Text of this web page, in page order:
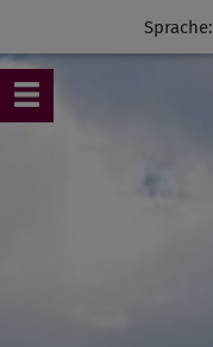
Sprache: